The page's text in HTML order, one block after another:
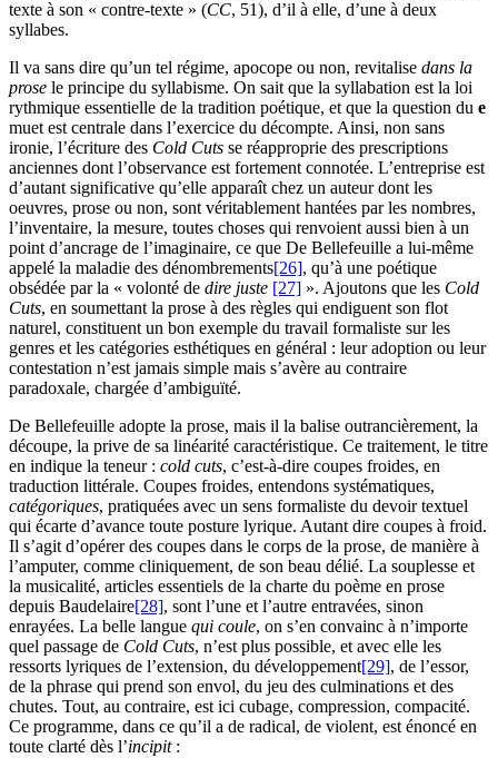
texte à son « contre-texte » (CC, 51), d’il à elle, d’une à deux
syllabes.
Il va sans dire qu’un tel régime, apocope ou non, revitalise dans la
prose le principe du syllabisme. On sait que la syllabation est la loi
rythmique essentielle de la tradition poétique, et que la question du e
muet est centrale dans l’exercice du décompte. Ainsi, non sans
ironie, l’écriture des Cold Cuts se réapproprie des prescriptions
anciennes dont l’observance est fortement connotée. L’entreprise est
d’autant significative qu’elle apparaît chez un auteur dont les
oeuvres, prose ou non, sont véritablement hantées par les nombres,
l’inventaire, la mesure, toutes choses qui renvoient aussi bien à un
point d’ancrage de l’imaginaire, ce que De Bellefeuille a lui-même
appelé la maladie des dénombrements[26], qu’à une poétique
obsédée par la « volonté de dire juste [27] ». Ajoutons que les Cold
Cuts, en soumettant la prose à des règles qui endiguent son flot
naturel, constituent un bon exemple du travail formaliste sur les
genres et les catégories esthétiques en général : leur adoption ou leur
contestation n’est jamais simple mais s’avère au contraire
paradoxale, chargée d’ambiguïté.
De Bellefeuille adopte la prose, mais il la balise outrancièrement, la
découpe, la prive de sa linéarité caractéristique. Ce traitement, le titre
en indique la teneur : cold cuts, c’est-à-dire coupes froides, en
traduction littérale. Coupes froides, entendons systématiques,
catégoriques, pratiquées avec un sens formaliste du devoir textuel
qui écarte d’avance toute posture lyrique. Autant dire coupes à froid.
Il s’agit d’opérer des coupes dans le corps de la prose, de manière à
l’amputer, comme cliniquement, de son beau délié. La souplesse et
la musicalité, articles essentiels de la charte du poème en prose
depuis Baudelaire[28], sont l’une et l’autre entravées, sinon
enrayées. La belle langue qui coule, on s’en convainc à n’importe
quel passage de Cold Cuts, n’est plus possible, et avec elle les
ressorts lyriques de l’extension, du développement[29], de l’essor,
de la phrase qui prend son envol, du jeu des culminations et des
chutes. Tout, au contraire, est ici cubage, compression, compacité.
Ce programme, dans ce qu’il a de radical, de violent, est énoncé en
toute clarté dès l’incipit: